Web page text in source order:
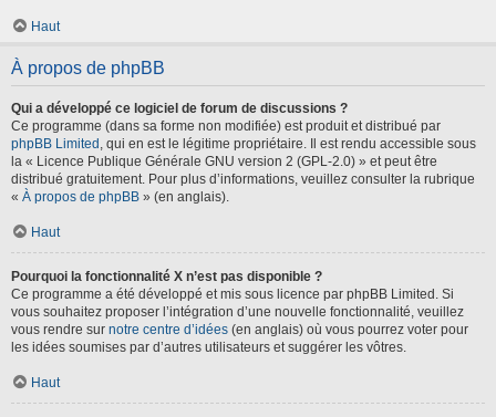
Haut
À propos de phpBB
Qui a développé ce logiciel de forum de discussions ?
Ce programme (dans sa forme non modifiée) est produit et distribué par
phpBB Limited , qui en est le légitime propriétaire. Il est rendu accessible sous
la « Licence Publique Générale GNU version 2 (GPL-2.0) » et peut être
distribué gratuitement. Pour plus d’informations, veuillez consulter la rubrique
« À propos de phpBB » (en anglais).
Haut
Pourquoi la fonctionnalité X n’est pas disponible ?
Ce programme a été développé et mis sous licence par phpBB Limited. Si
vous souhaitez proposer l’intégration d’une nouvelle fonctionnalité, veuillez
vous rendre sur notre centre d’idées (en anglais) où vous pourrez voter pour
les idées soumises par d’autres utilisateurs et suggérer les vôtres.
Haut